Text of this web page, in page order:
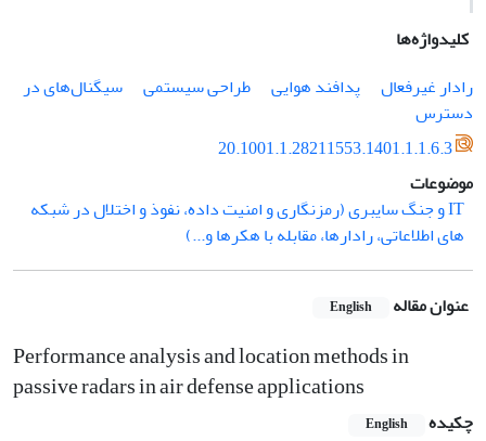
کلیدواژه‌ها
رادار غیرفعال
پدافند هوایی طراحی سیستمی
سیگنال‌های در
دسترس
20.1001.1.28211553.1401.1.1.6.3
موضوعات
IT و جنگ سایبری (رمزنگاری و امنیت داده، نفوذ و اختلال در شبکه
‌های اطلاعاتی، رادارها، مقابله با هکرها و...)
عنوان مقاله English
Performance analysis and location methods in
passive radars in air defense applications
چکیده English